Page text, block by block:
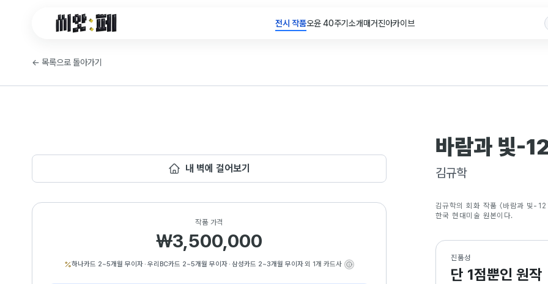
씨앗페 온라인 홈
전시 작품오윤 40주기 소개매거진아카이브
← 목록으로 돌아가기
내 벽에 걸어보기
작품 가격
₩3,500,000
하나카드 2~5개월 무이자· 우리BC카드 2~5개월 무이자· 삼성카드 2~3개월 무이자외 1개 카드사
바람과 빛-
김규학
김규학의 회화 작품 〈바람과 빛
한국 현대미술 원본이다.
진품성
단 1점뿐인 원작